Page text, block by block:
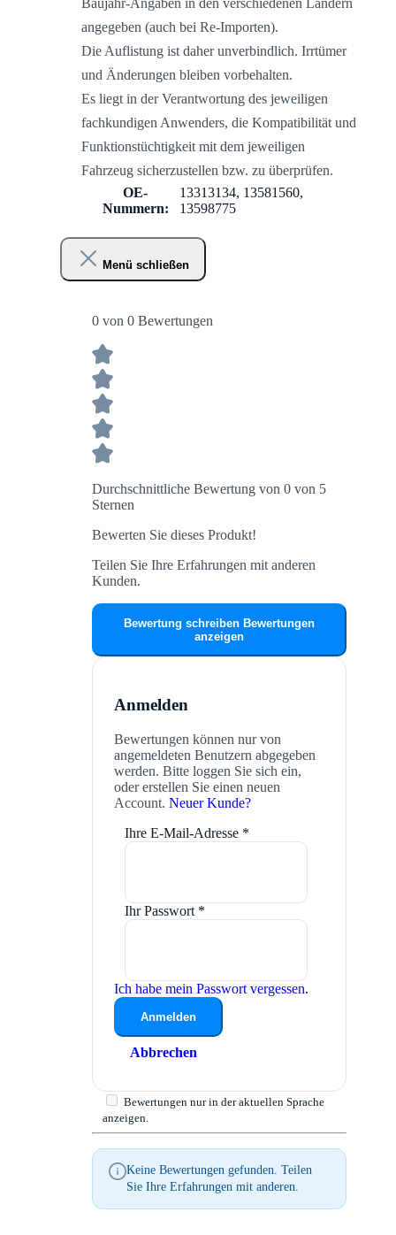
Baujahr-Angaben in den verschiedenen Ländern
angegeben (auch bei Re-Importen).
Die Auflistung ist daher unverbindlich. Irrtümer
und Änderungen bleiben vorbehalten.
Es liegt in der Verantwortung des jeweiligen
fachkundigen Anwenders, die Kompatibilität und
Funktionstüchtigkeit mit dem jeweiligen
Fahrzeug sicherzustellen bzw. zu überprüfen.
OE-
Nummern:
13313134, 13581560,
13598775
Menü schließen
0 von 0 Bewertungen
Durchschnittliche Bewertung von 0 von 5
Sternen
Bewerten Sie dieses Produkt!
Teilen Sie Ihre Erfahrungen mit anderen
Kunden.
Bewertung schreiben Bewertungen
anzeigen
Anmelden
Bewertungen können nur von
angemeldeten Benutzern abgegeben
werden. Bitte loggen Sie sich ein,
oder erstellen Sie einen neuen
Account. Neuer Kunde?
Ihre E-Mail-Adresse *
Ihr Passwort *
Ich habe mein Passwort vergessen.
Anmelden
Abbrechen
Bewertungen nur in der aktuellen Sprache
anzeigen.
Keine Bewertungen gefunden. Teilen
Sie Ihre Erfahrungen mit anderen.